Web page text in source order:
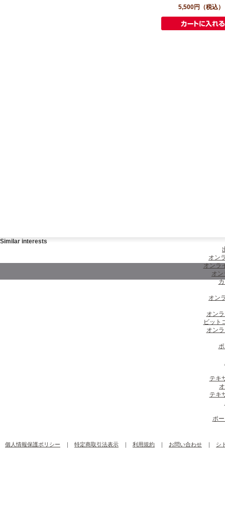
5,500円
（税込）
Similar interests
オン
オンラ
オ
オン
オン
ビット
オン
テキ
テキ
ポ
個人情報保護ポリシー ｜ 特定商取引法表示 ｜ 利用規約 ｜ お問い合わせ ｜ シ